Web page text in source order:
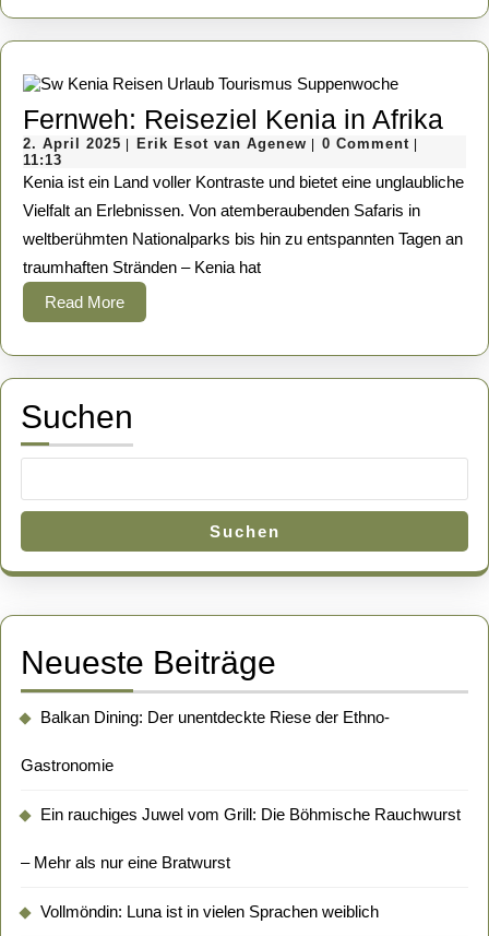
Fernweh: Reiseziel Kenia in Afrika
2. April 2025 2.
2025
Erik Esot van Agenew Erik
van
Agenew
0 Comment
11:13
Kenia ist ein Land voller Kontraste und bietet eine unglaubliche
Vielfalt an Erlebnissen. Von atemberaubenden Safaris in
weltberühmten Nationalparks bis hin zu entspannten Tagen an
traumhaften Stränden – Kenia hat
Read MoreRead
More
Suchen
Suchen
Neueste Beiträge
Balkan Dining: Der unentdeckte Riese der Ethno-
Gastronomie
Ein rauchiges Juwel vom Grill: Die Böhmische Rauchwurst
– Mehr als nur eine Bratwurst
Vollmöndin: Luna ist in vielen Sprachen weiblich